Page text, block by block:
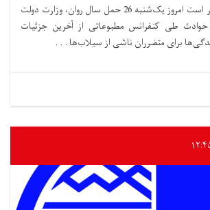
کابل – افغانستان، قرار است امروز یک‌شنبه 26 حمل سال روان، وزارت دولت
طی کنفرانس مطبوعاتی از آخرین جزئیات
برای متضرران ناشی از سیلاب‌ها . . .